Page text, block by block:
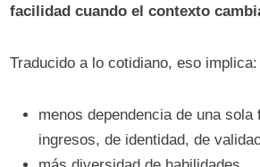
facilidad cuando el contexto
Traducido a lo cotidiano, eso implica:
menos dependencia de una sola
ingresos, de identidad, de